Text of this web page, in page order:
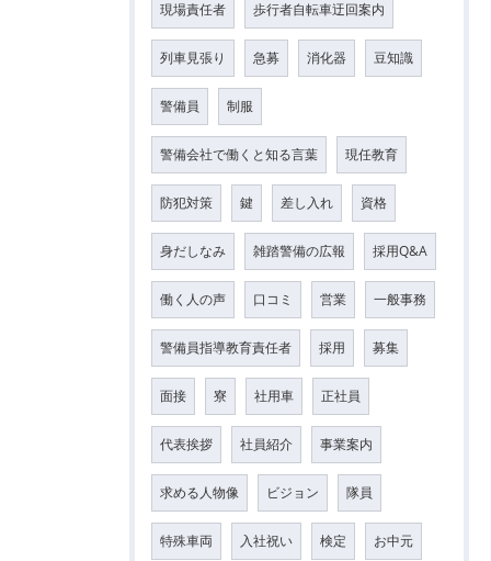
現場責任者 歩行者自転車迂回案内
列車見張り 急募 消化器 豆知識
警備員 制服
警備会社で働くと知る言葉 現任教育
防犯対策 鍵 差し入れ 資格
身だしなみ 雑踏警備の広報 採用Q&A
働く人の声 口コミ 営業 一般事務
警備員指導教育責任者 採用 募集
面接 寮 社用車 正社員
代表挨拶 社員紹介 事業案内
求める人物像 ビジョン 隊員
特殊車両 入社祝い 検定 お中元